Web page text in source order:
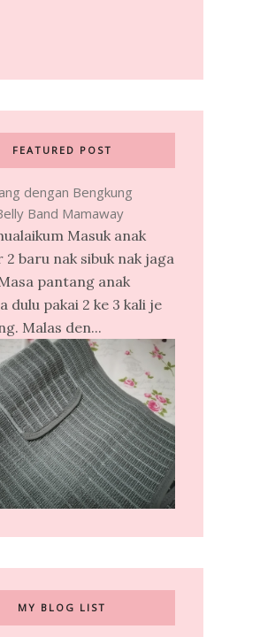
FEATURED POST
dengan Bengkung
Band Mamaway
Masuk anak
2 baru nak sibuk nak jaga
pantang anak
dulu pakai 2 ke 3 kali je
Malas den...
MY BLOG LIST